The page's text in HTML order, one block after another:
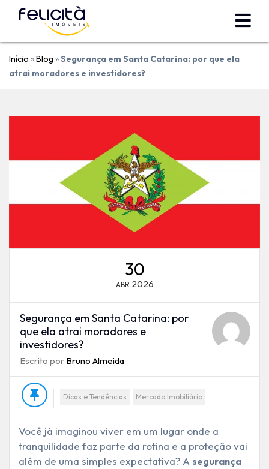
Início »Blog »Segurança em Santa Catarina: por que ela
atrai moradores e investidores?
30
ABR 2026
Segurança em Santa Catarina: por
que ela atrai moradores e
investidores?
Escrito por Bruno Almeida
Dicas e Tendências Mercado Imobiliário
Você já imaginou viver em um lugar onde a
tranquilidade faz parte da rotina e a proteção vai
além de uma simples expectativa? A segurança